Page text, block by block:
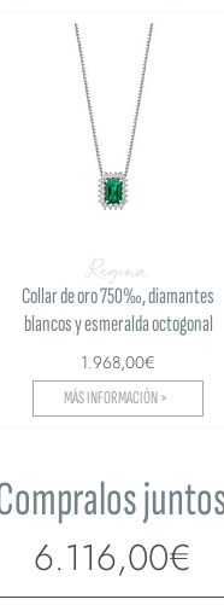
Regina
Collar de oro 750‰, diamantes
blancos y esmeralda octogonal
1.968,00€
MÁS INFORMACIÓN >
6.116,00€